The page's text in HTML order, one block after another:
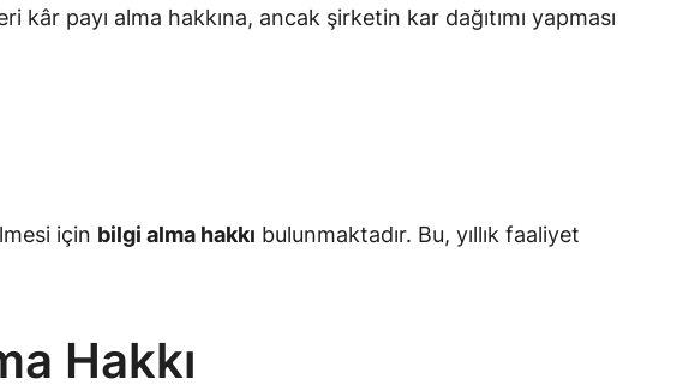
kâr payı alma hakkına, ancak şirketin kar dağıtımı yapması
için bilgi alma hakkı bulunmaktadır. Bu, yıllık faaliyet
Hakkı